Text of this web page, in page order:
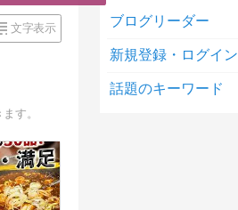
文字表示
す。
ブログリーダー
新規登録・ログイン
話題のキーワード